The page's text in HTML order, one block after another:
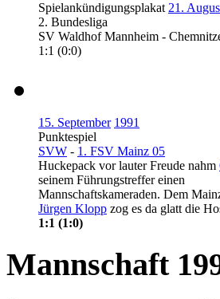
Spielankündigungsplakat 21.
2. Bundesliga
SV Waldhof Mannheim -
1:1 (0:0)
15. September 1991
Punktespiel
SVW - 1. FSV Mainz 05
Huckepack vor lauter Freude nahm
seinem Führungstreffer einen
Mannschaftskameraden. Dem
Jürgen Klopp zog es da glatt die
1:1 (1:0)
Mannschaft